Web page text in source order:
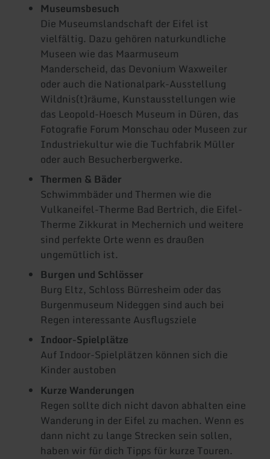
Museumsbesuch
Die Museumslandschaft der Eifel ist
vielfältig. Dazu gehören naturkundliche
Museen wie das Maarmuseum
Manderscheid, das Devonium Waxweiler
oder auch die Nationalpark-Ausstellung
Wildnis(t)räume, Kunstausstellungen wie
das Leopold-Hoesch Museum in Düren, das
Fotografie Forum Monschau oder Museen zur
Industriekultur wie die Tuchfabrik Müller
oder auch Besucherbergwerke.
Thermen & Bäder
Schwimmbäder und Thermen wie die
Vulkaneifel-Therme Bad Bertrich, die Eifel-
Therme Zikkurat in Mechernich und weitere
sind perfekte Orte wenn es draußen
ungemütlich ist.
Burgen und Schlösser
Burg Eltz, Schloss Bürresheim oder das
Burgenmuseum Nideggen sind auch bei
Regen interessante Ausflugsziele
Indoor-Spielplätze
Auf Indoor-Spielplätzen können sich die
Kinder austoben
Kurze Wanderungen
Regen sollte dich nicht davon abhalten eine
Wanderung in der Eifel zu machen. Wenn es
dann nicht zu lange Strecken sein sollen,
haben wir für dich Tipps für kurze Touren.